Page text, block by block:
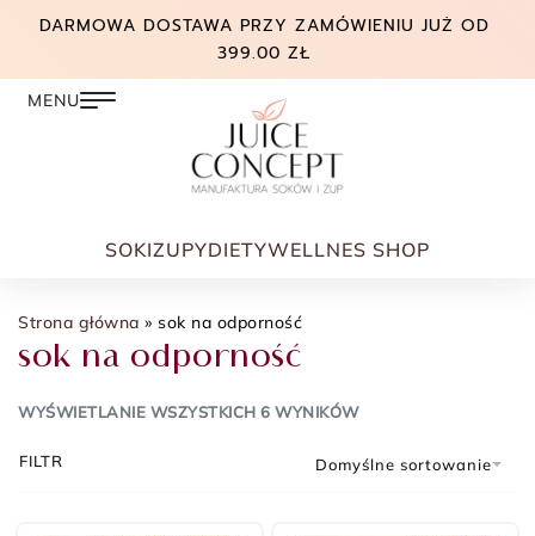
DARMOWA DOSTAWA PRZY ZAMÓWIENIU JUŻ OD
399.00 ZŁ
SOKIZUPYDIETYWELLNES SHOP
Strona główna » sok na odporność
sok na odporność
WYŚWIETLANIE WSZYSTKICH 6 WYNIKÓW
Domyślne sortowanie
FILTR